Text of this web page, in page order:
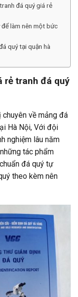
đá quý giá rẻ
để làm nên một bức
quý tại quận hà
rẻ tranh đá quý
về mảng đá
Hà Nội, Với đội
nghiệm lâu năm
tác phẩm
đá quý tự
theo kèm nên